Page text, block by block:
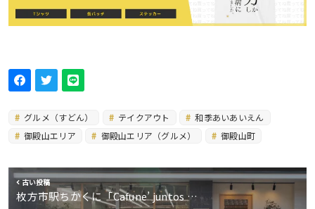
グルメ（すどん） テイクアウト
和季あいあいえん
御殿山エリア
御殿山エリア（グルメ） 御殿山町
古い投稿
枚方市駅ちかくに「Cafune’ juntos …